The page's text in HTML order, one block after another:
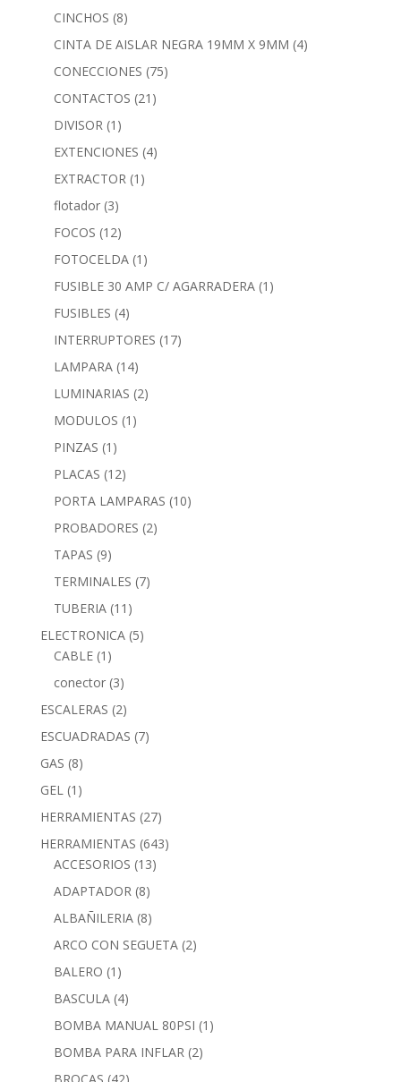
CINCHOS (8)
CINTA DE AISLAR NEGRA 19MM X 9MM (4)
CONECCIONES (75)
CONTACTOS (21)
DIVISOR (1)
EXTENCIONES (4)
EXTRACTOR (1)
flotador (3)
FOCOS (12)
FOTOCELDA (1)
FUSIBLE 30 AMP C/ AGARRADERA (1)
FUSIBLES (4)
INTERRUPTORES (17)
LAMPARA (14)
LUMINARIAS (2)
MODULOS (1)
PINZAS (1)
PLACAS (12)
PORTA LAMPARAS (10)
PROBADORES (2)
TAPAS (9)
TERMINALES (7)
TUBERIA (11)
ELECTRONICA (5)
CABLE (1)
conector (3)
ESCALERAS (2)
ESCUADRADAS (7)
GAS (8)
GEL (1)
HERRAMIENTAS (27)
HERRAMIENTAS (643)
ACCESORIOS (13)
ADAPTADOR (8)
ALBAÑILERIA (8)
ARCO CON SEGUETA (2)
BALERO (1)
BASCULA (4)
BOMBA MANUAL 80PSI (1)
BOMBA PARA INFLAR (2)
BROCAS (42)